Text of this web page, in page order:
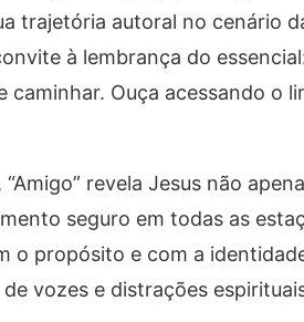
trajetória autoral no cenário
à lembrança do
Ouça acessando o
revela Jesus não
seguro em todas as
o propósito e com a
vozes e distrações